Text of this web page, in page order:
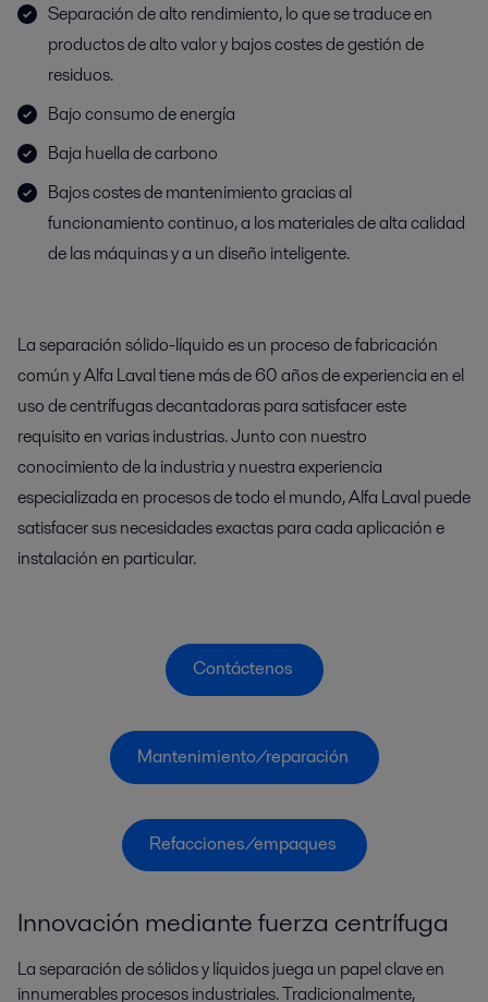
Separación de alto rendimiento, lo que se traduce en
productos de alto valor y bajos costes de gestión de
residuos.
Bajo consumo de energía
Baja huella de carbono
Bajos costes de mantenimiento gracias al
funcionamiento continuo, a los materiales de alta calidad
de las máquinas y a un diseño inteligente.
La separación sólido-líquido es un proceso de fabricación
común y Alfa Laval tiene más de 60 años de experiencia en el
uso de centrífugas decantadoras para satisfacer este
requisito en varias industrias. Junto con nuestro
conocimiento de la industria y nuestra experiencia
especializada en procesos de todo el mundo, Alfa Laval puede
satisfacer sus necesidades exactas para cada aplicación e
instalación en particular.
Contáctenos
Mantenimiento/reparación
Refacciones/empaques
Innovación mediante fuerza centrífuga
La separación de sólidos y líquidos juega un papel clave en
innumerables procesos industriales. Tradicionalmente,